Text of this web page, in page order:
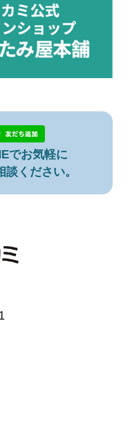
でお気軽に
談ください。